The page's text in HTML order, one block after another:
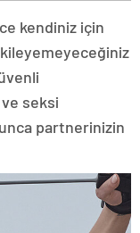
kendiniz için
seksi
partnerinizin